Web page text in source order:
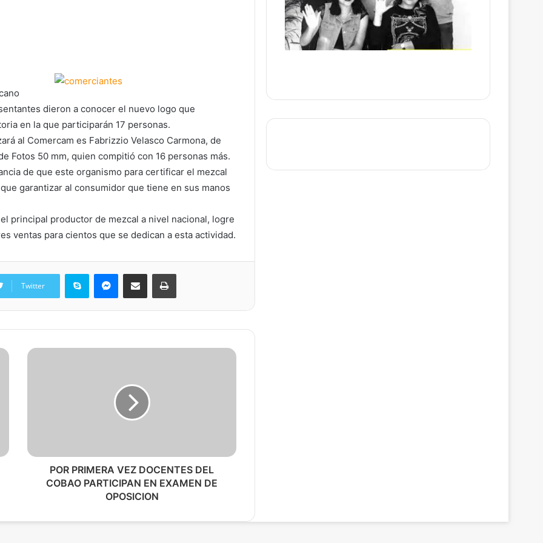
dieron a conocer el nuevo logo que
en la que participarán 17 personas.
al Comercam es Fabrizzio Velasco Carmona, de
Fotos 50 mm, quien compitió con 16 personas más.
de que este organismo para certificar el mezcal
garantizar al consumidor que tiene en sus manos
principal productor de mezcal a nivel nacional, logre
ventas para cientos que se dedican a esta actividad.
Twitter
Skype Messenger
Share via Email Print
POR PRIMERA VEZ DOCENTES DEL
COBAO PARTICIPAN EN EXAMEN DE
OPOSICION